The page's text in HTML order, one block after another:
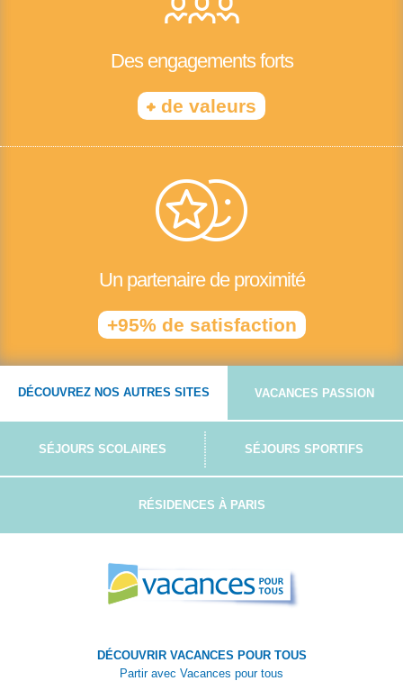
Des engagements forts
+ de valeurs
Un partenaire de proximité
+95% de satisfaction
DÉCOUVREZ NOS AUTRES SITES VACANCES PASSION
SÉJOURS SCOLAIRES SÉJOURS SPORTIFS
RÉSIDENCES À PARIS
DÉCOUVRIR VACANCES POUR TOUS
Partir avec Vacances pour tous